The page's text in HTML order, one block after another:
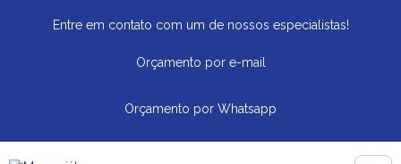
Entre em contato com um de nossos especialistas!
Orçamento por e-mail
Orçamento por Whatsapp